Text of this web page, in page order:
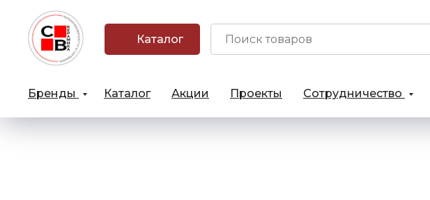
Каталог
Бренды Каталог Акции Проекты Сотрудничество